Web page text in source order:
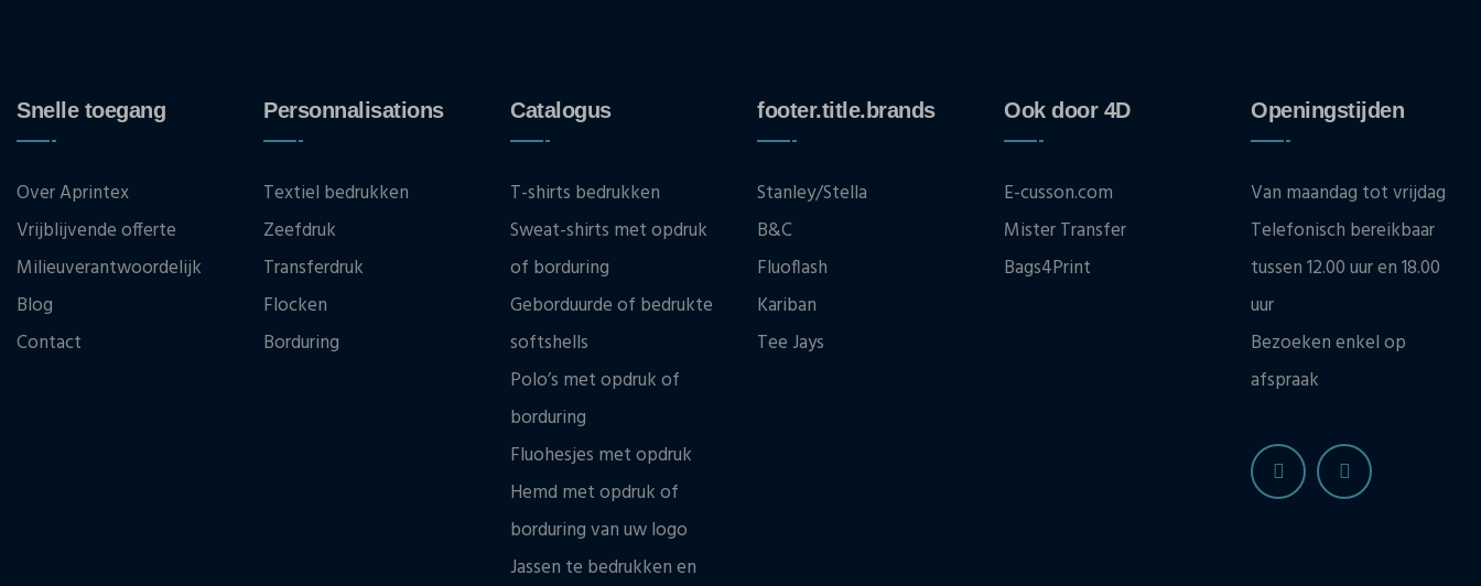
Snelle toegang
Over Aprintex
Vrijblijvende offerte
Milieuverantwoordelijk
Blog
Contact
Personnalisations
Textiel bedrukken
Zeefdruk
Transferdruk
Flocken
Borduring
Catalogus
T-shirts bedrukken
Sweat-shirts met opdruk
of borduring
Geborduurde of bedrukte
softshells
Polo’s met opdruk of
borduring
Fluohesjes met opdruk
Hemd met opdruk of
borduring van uw logo
Jassen te bedrukken en
footer.title.brands
Stanley/Stella
B&C
Fluoflash
Kariban
Tee Jays
Ook door 4D
E-cusson.com
Mister Transfer
Bags4Print
Openingstijden
Van maandag tot vrijdag
Telefonisch bereikbaar
tussen 12.00 uur en 18.00
uur
Bezoeken enkel op
afspraak